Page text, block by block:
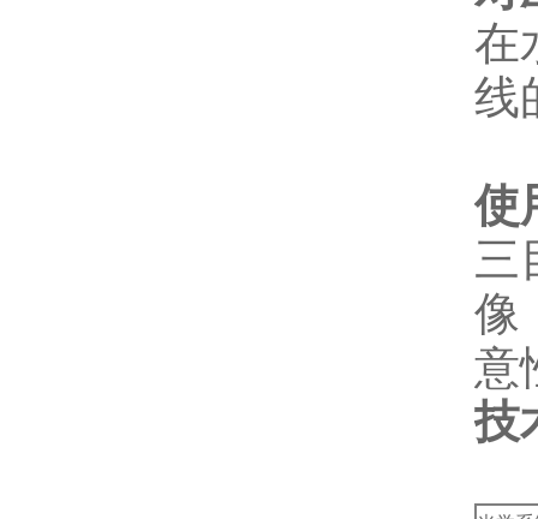
在
线
使
三
像
意
技